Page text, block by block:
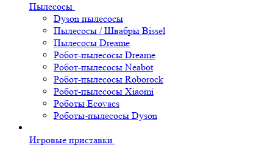
Пылесосы
Dyson пылесосы
Пылесосы / Швабры Bissel
Пылесосы Dreame
Робот-пылесосы Dreame
Робот-пылесосы Neabot
Робот-пылесосы Roborock
Робот-пылесосы Xiaomi
Роботы Ecovacs
Роботы-пылесосы Dyson
Игровые приставки